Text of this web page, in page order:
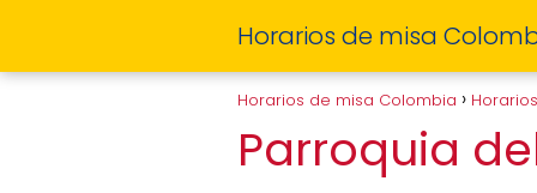
Horarios de misa
Horarios de misa Colombia
Parroquia